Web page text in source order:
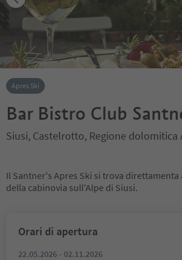
Apres Ski
Bar Bistro Club
Siusi, Castelrotto, Regione dolomitica
Il Santner's Apres Ski si trova direttamenta
della cabinovia sull'Alpe di Siusi.
Orari di apertura
22.05.2026 - 02.11.2026